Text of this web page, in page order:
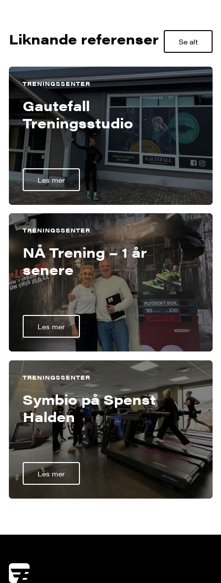
Liknande referenser Se alt
TRENINGSSENTER
Gautefall
Treningsstudio
Les mer
TRENINGSSENTER
NÅ Trening – 1 år
senere
Les mer
TRENINGSSENTER
Symbio på Spenst
Halden
Les mer